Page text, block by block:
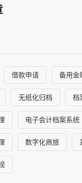
借款申请 备用金
无纸化归档 档
电子会计档案系统
数字化商旅